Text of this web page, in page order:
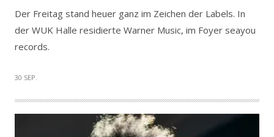
Der Freitag stand heuer ganz im Zeichen der Labels. In
der WUK Halle residierte Warner Music, im Foyer seayou
records.
30 SEP.